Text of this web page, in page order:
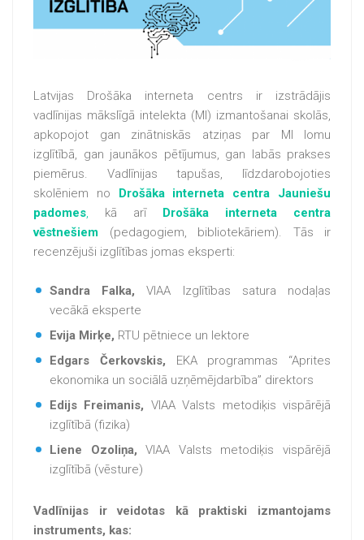
Latvijas Drošāka interneta centrs ir izstrādājis
vadlīnijas mākslīgā intelekta (MI) izmantošanai skolās,
apkopojot gan zinātniskās atziņas par MI lomu
izglītībā, gan jaunākos pētījumus, gan labās prakses
piemērus. Vadlīnijas tapušas, līdzdarobojoties
skolēniem no Drošāka interneta centra Jauniešu
padomes, kā arī Drošāka interneta centra
vēstnešiem (pedagogiem, bibliotekāriem). Tās ir
recenzējuši izglītības jomas eksperti:
Sandra Falka, VIAA Izglītības satura nodaļas
vecākā eksperte
Evija Mirķe, RTU pētniece un lektore
Edgars Čerkovskis, EKA programmas “Aprites
ekonomika un sociālā uzņēmējdarbība” direktors
Edijs Freimanis, VIAA Valsts metodiķis vispārējā
izglītībā (fizika)
Liene Ozoliņa,VIAA Valsts metodiķis vispārējā
izglītībā (vēsture)
Vadlīnijas ir veidotas kā praktiski izmantojams
instruments, kas: